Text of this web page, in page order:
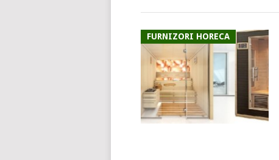
FURNIZORI HORECA